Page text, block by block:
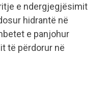
e ndergjegjësimit
hidrantë në
e panjohur
të përdorur në